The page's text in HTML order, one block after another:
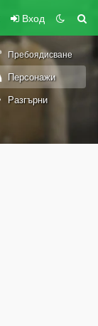
Вход
Пребоядисване
Персонажи
Разгърни